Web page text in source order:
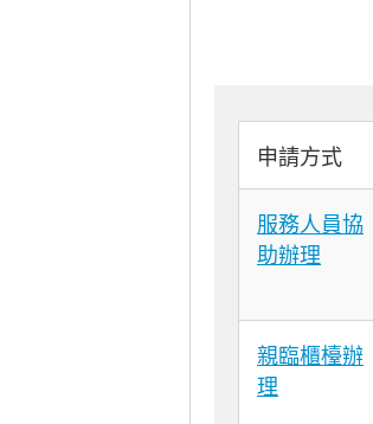
申請方式
服務人員協
助辦理
親臨櫃檯辦
理